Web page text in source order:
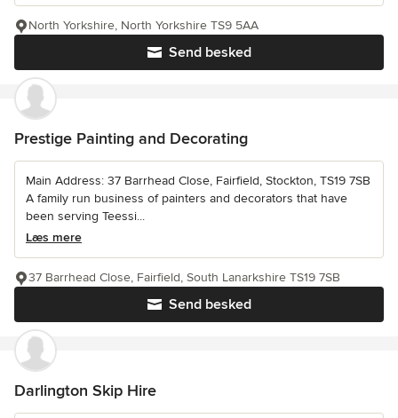
Send besked
North Yorkshire, North Yorkshire TS9 5AA
Prestige Painting and Decorating
Main Address: 37 Barrhead Close, Fairfield, Stockton, TS19 7SB
A family run business of painters and decorators that have
been serving Teessi...
Læs mere
Send besked
37 Barrhead Close, Fairfield, South Lanarkshire TS19 7SB
Darlington Skip Hire